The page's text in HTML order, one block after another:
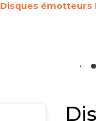
Disques émotteurs